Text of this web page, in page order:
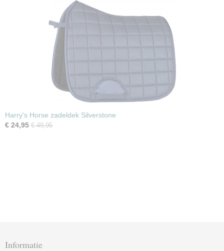
Harry's Horse zadeldek Silverstone
€ 24,95 € 49,95
Informatie